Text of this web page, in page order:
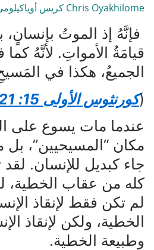
Chris Oyakhilome كريس أوياكيلومي
فإنَّهُ إذ الموتُ بإنسانٍ،
قيامَةُ الأمواتِ. لأنَّهُ
الجميعُ، هكذا في
(كورنثوس الأولى 15: 21-22
عندما مات يسوع على
مكان “المسيحيين”، بل
جاء كبديل للإنسان. لقد
كله من عقاب الخطية،
لم تكن فقط لإنقاذ
الخطية، ولكن لإنقاذ
وطبيعة الخطية.